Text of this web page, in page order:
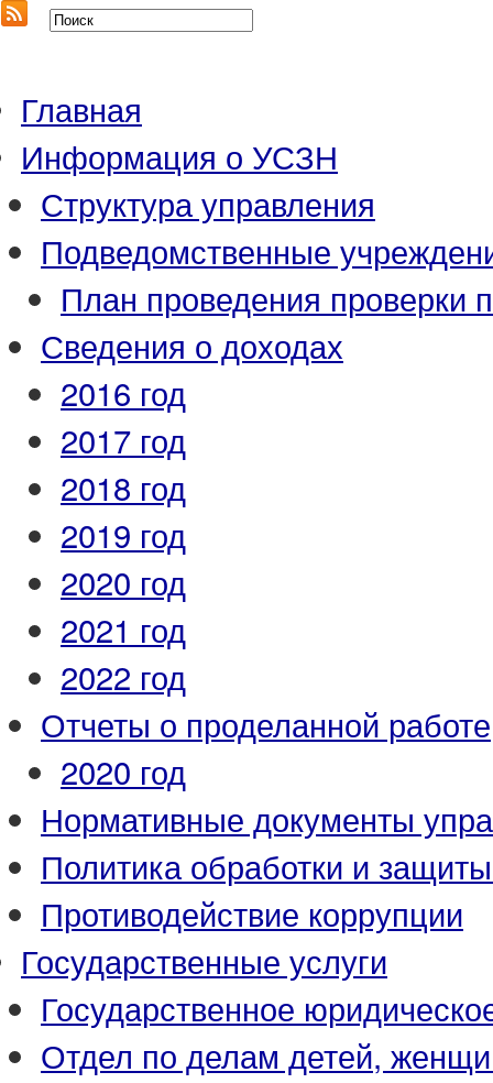
Главная
Информация о УСЗН
Структура управления
Подведомственные
План проведения проверки
Сведения о доходах
2016 год
2017 год
2018 год
2019 год
2020 год
2021 год
2022 год
Отчеты о проделанной работе
2020 год
Нормативные документы
Политика обработки и
Противодействие коррупции
Государственные услуги
Государственное
Отдел по делам детей,